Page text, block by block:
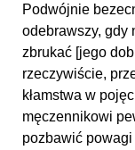
Podwójnie
odebrawszy, gdy
zbrukać [jego
rzeczywiście,
kłamstwa w
męczennikowi
pozbawić